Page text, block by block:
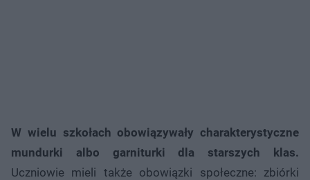
W wielu szkołach obowiązywały charakterystyczne
mundurki albo garniturki dla starszych klas.
Uczniowie mieli także obowiązki społeczne: zbiórki